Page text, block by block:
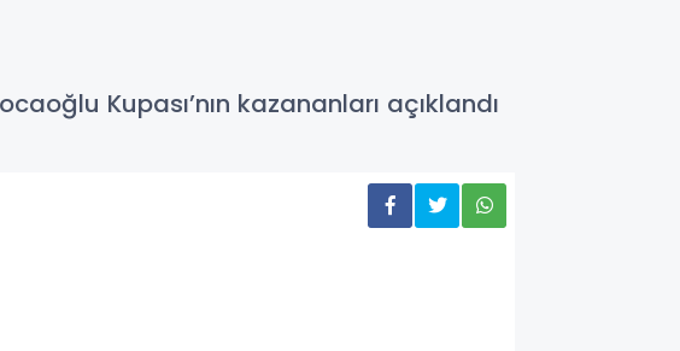
Kupası’nın kazananları açıklandı